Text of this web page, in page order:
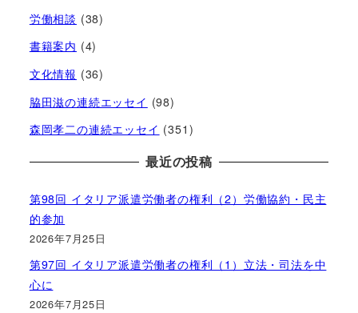
労働相談 (38)
書籍案内 (4)
文化情報 (36)
脇田滋の連続エッセイ (98)
森岡孝二の連続エッセイ (351)
最近の投稿
第98回 イタリア派遣労働者の権利（2）労働協約・民主
的参加
2026年7月25日
第97回 イタリア派遣労働者の権利（1）立法・司法を中
心に
2026年7月25日